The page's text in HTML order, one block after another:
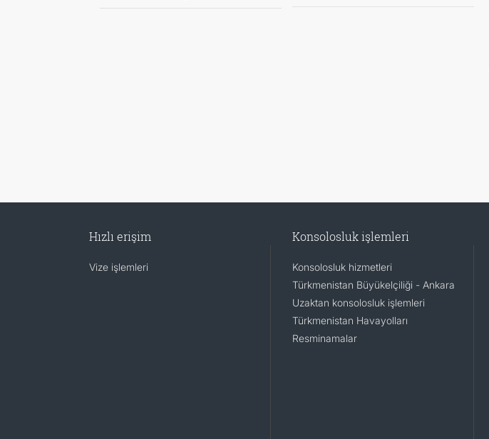
Hızlı erişim
Vize işlemleri
Konsolosluk işlemleri
Konsolosluk hizmetleri
Türkmenistan Büyükelçiliği - Ankara
Uzaktan konsolosluk işlemleri
Türkmenistan Havayolları
Resminamalar